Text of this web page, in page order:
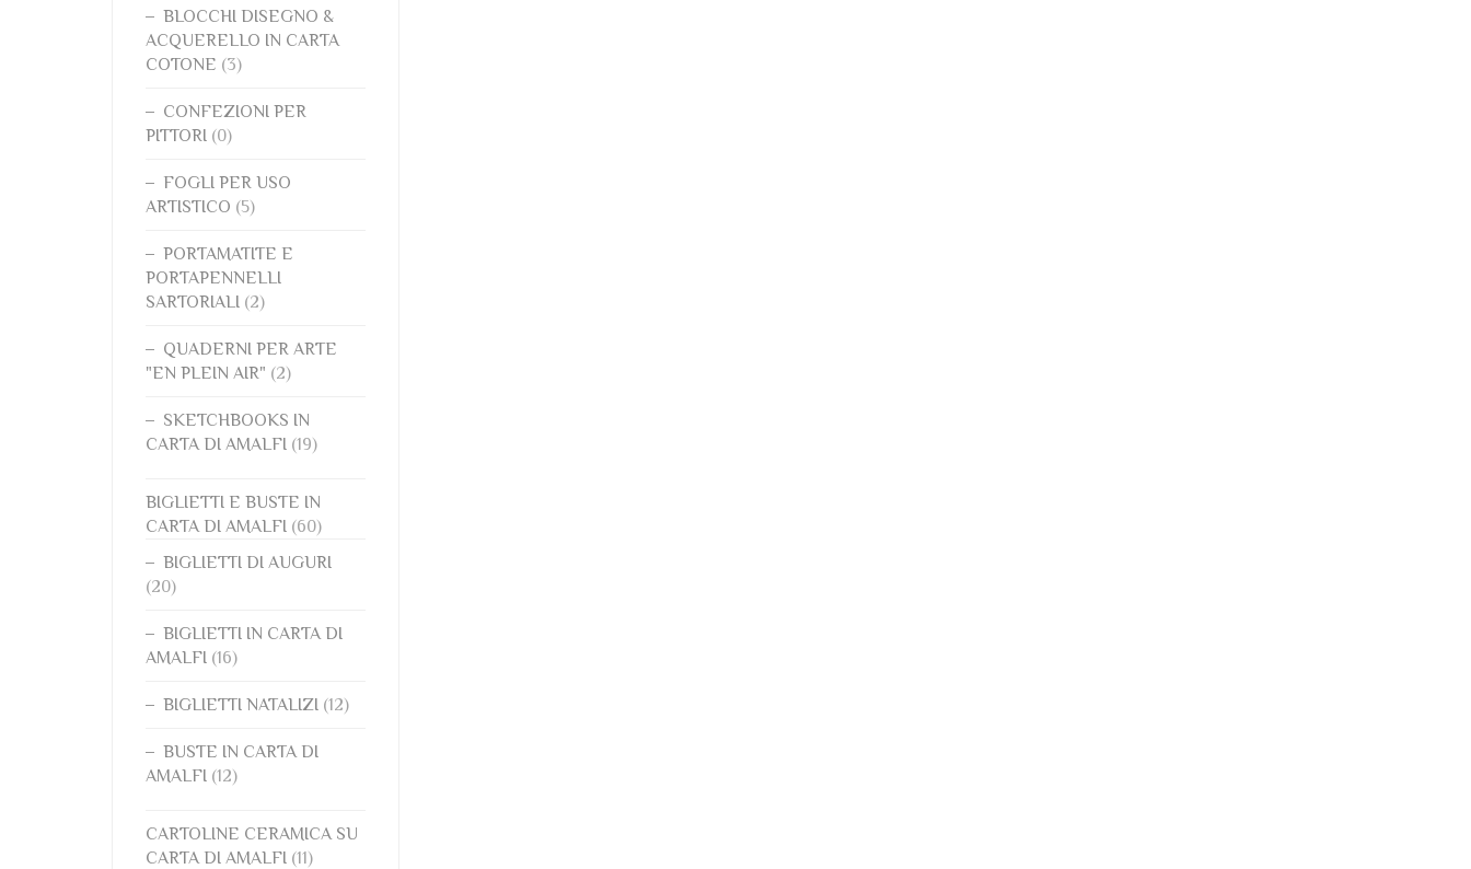
BLOCCHI DISEGNO &
ACQUERELLO IN CARTA
COTONE (3)
CONFEZIONI PER
PITTORI (0)
FOGLI PER USO
ARTISTICO (5)
PORTAMATITE E
PORTAPENNELLI
SARTORIALI (2)
QUADERNI PER ARTE
"EN PLEIN AIR" (2)
SKETCHBOOKS IN
CARTA DI AMALFI (19)
BIGLIETTI E BUSTE IN
CARTA DI AMALFI (60)
BIGLIETTI DI AUGURI
(20)
BIGLIETTI IN CARTA DI
AMALFI (16)
BIGLIETTI NATALIZI (12)
BUSTE IN CARTA DI
AMALFI (12)
CARTOLINE CERAMICA SU
CARTA DI AMALFI (11)